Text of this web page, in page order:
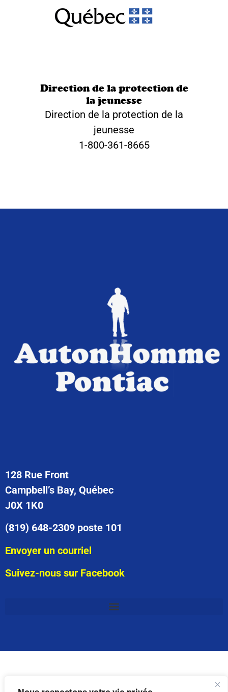
Direction de la protection de
la jeunesse
Direction de la protection de la
jeunesse
1-800-361-8665
128 Rue Front
Campbell’s Bay, Québec
J0X 1K0
(819) 648-2309 poste 101
Envoyer un courriel
Suivez-nous sur Facebook